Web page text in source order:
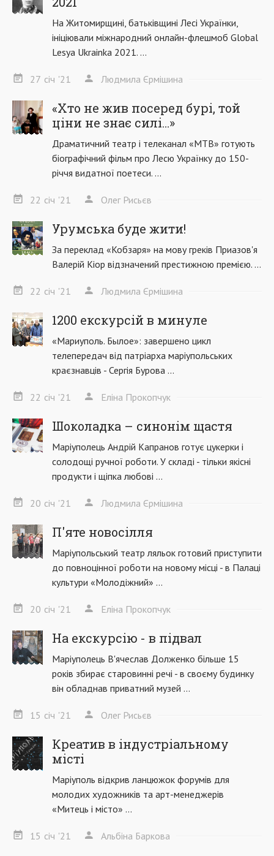
На Житомирщині, батьківщині Лесі Українки,
ініціювали міжнародний онлайн-флешмоб Global
Lesya Ukrainka 2021. ...
27 січ '21 Людмила Єрмішина
«Хто не жив посеред бурі, той
ціни не знає силі…»
Драматичний театр і телеканал «МТВ» готують
біографічний фільм про Лесю Українку до 150-
річчя видатної поетеси. ...
22 січ '21 Олег Рисьєв
Урумська буде жити!
За переклад «Кобзаря» на мову греків Приазов'я
Валерій Кіор відзначений престижною премією. ...
22 січ '21 Людмила Єрмішина
1200 екскурсій в минуле
«Мариуполь. Былое»: завершено цикл
телепередач від патріарха маріупольських
краєзнавців - Сергія Бурова ...
22 січ '21 Еліна Прокопчук
Шоколадка – синонім щастя
Маріуполець Андрій Капранов готує цукерки і
солодощі ручної роботи. У складі - тільки якісні
продукти і щіпка любові ...
20 січ '21 Людмила Єрмішина
П'яте новосілля
Маріупольський театр ляльок готовий приступити
до повноцінної роботи на новому місці - в Палаці
культури «Молодіжний» ...
20 січ '21 Еліна Прокопчук
На екскурсію - в підвал
Маріуполець В'ячеслав Долженко більше 15
років збирає старовинні речі - в своєму будинку
він обладнав приватний музей ...
15 січ '21 Олег Рисьєв
Креатив в індустріальному
місті
Маріуполь відкрив ланцюжок форумів для
молодих художників та арт-менеджерів
«Митець і місто» ...
15 січ '21 Альбіна Баркова